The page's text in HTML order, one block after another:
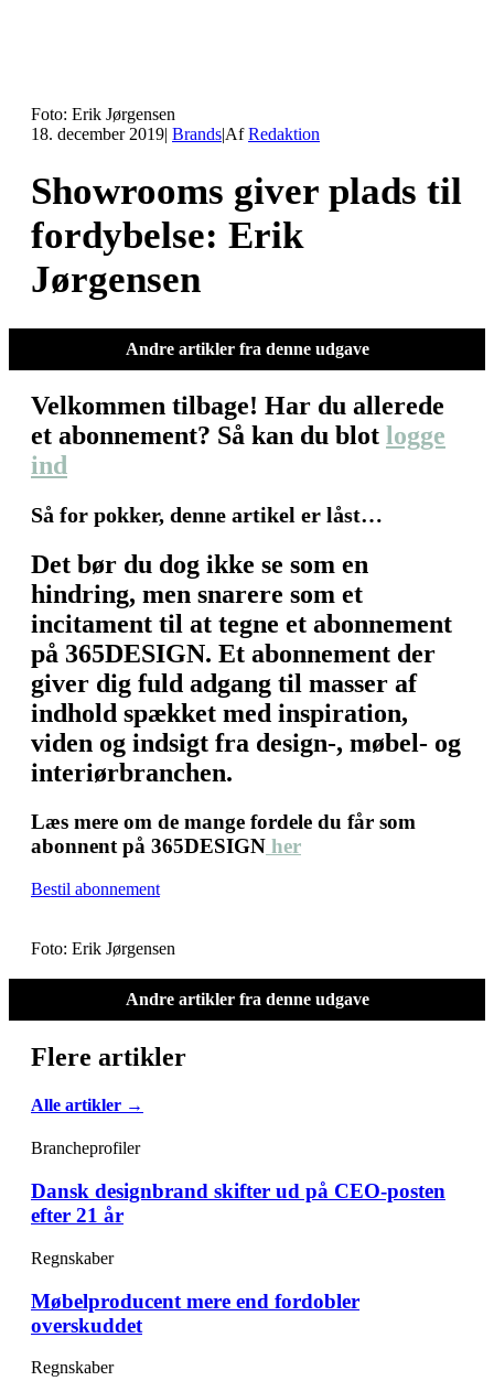
Foto: Erik Jørgensen
18. december 2019| Brands|AfRedaktion
Showrooms giver plads til
fordybelse: Erik
Jørgensen
Andre artikler fra denne udgave
Velkommen tilbage! Har du allerede
et abonnement? Så kan du blot logge
ind
Så for pokker, denne artikel er låst…
Det bør du dog ikke se som en
hindring, men snarere som et
incitament til at tegne et abonnement
på 365DESIGN. Et abonnement der
giver dig fuld adgang til masser af
indhold spækket med inspiration,
viden og indsigt fra design-, møbel- og
interiørbranchen.
Læs mere om de mange fordele du får som
abonnent på 365DESIGN her
Bestil abonnement
Foto: Erik Jørgensen
Andre artikler fra denne udgave
Flere artikler
Alle artikler →
Brancheprofiler
Dansk designbrand skifter ud på CEO-posten
efter 21 år
Regnskaber
Møbelproducent mere end fordobler
overskuddet
Regnskaber